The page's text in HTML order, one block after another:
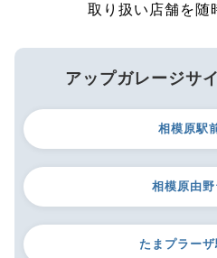
取り扱い店舗を随
アップガレージサ
相模原駅
相模原由野
たまプラー